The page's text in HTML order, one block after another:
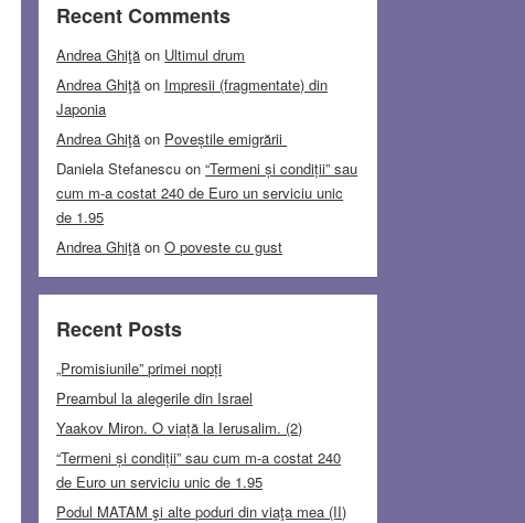
Recent Comments
Andrea Ghiţă on Ultimul drum
Andrea Ghiţă on Impresii (fragmentate) din
Japonia
Andrea Ghiţă on Poveștile emigrării
Daniela Stefanescu on“Termeni și condiții” sau
cum m-a costat 240 de Euro un serviciu unic
de 1.95
Andrea Ghiţă onO poveste cu gust
Recent Posts
„Promisiunile” primei nopți
Preambul la alegerile din Israel
Yaakov Miron. O viață la Ierusalim. (2)
“Termeni și condiții” sau cum m-a costat 240
de Euro un serviciu unic de 1.95
Podul MATAM şi alte poduri din viaţa mea (II)